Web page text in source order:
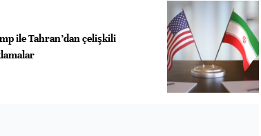
ile Tahran’dan çelişkili